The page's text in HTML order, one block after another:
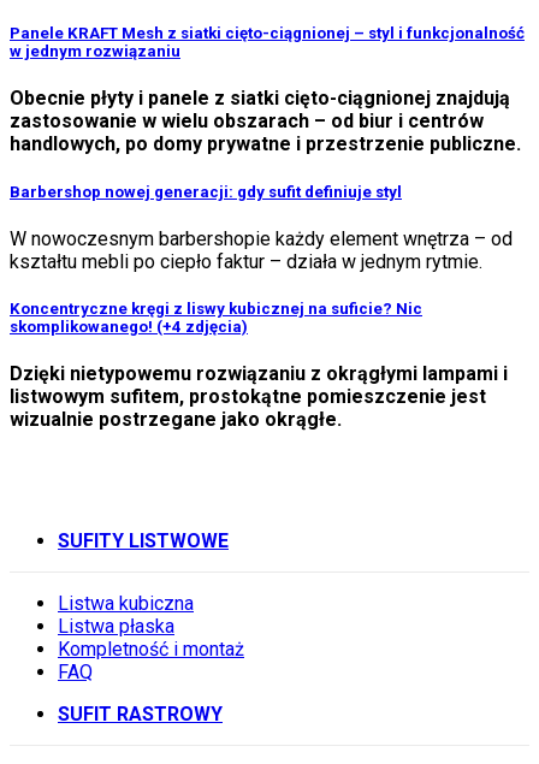
Panele KRAFT Mesh z siatki cięto-ciągnionej – styl i funkcjonalność
w jednym rozwiązaniu
Obecnie płyty i panele z siatki cięto-ciągnionej znajdują
zastosowanie w wielu obszarach – od biur i centrów
handlowych, po domy prywatne i przestrzenie publiczne.
Barbershop nowej generacji: gdy sufit definiuje styl
W nowoczesnym barbershopie każdy element wnętrza – od
kształtu mebli po ciepło faktur – działa w jednym rytmie.
Koncentryczne kręgi z liswy kubicznej na suficie? Nic
skomplikowanego! (+4 zdjęcia)
Dzięki nietypowemu rozwiązaniu z okrągłymi lampami i
listwowym sufitem, prostokątne pomieszczenie jest
wizualnie postrzegane jako okrągłe.
SUFITY LISTWOWE
Listwa kubiczna
Listwa płaska
Kompletność i montaż
FAQ
SUFIT RASTROWY